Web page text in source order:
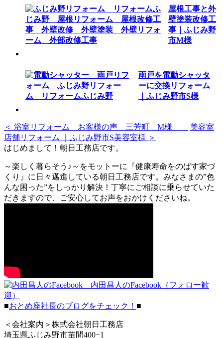
屋根工事と外
壁塗装改修工
事｜ふじみ野
市M様
雨戸を電動シャッタ
ーに交換リフォーム
｜ふじみ野市S様
＜ 浴室リフォーム お客様の声 三芳町 M様
美容室
店舗リフォーム ｜ふじみ野市S美容室様 ＞
はじめまして！朝日工務店です。
～楽しく暮らそう♪～をモットーに『健康寿命をのばす家づ
くり』に日々邁進している朝日工務店です。みなさまの”色
んな困った”をしっかり解決！丁寧にご相談に乗らせていた
だきますので、ご安心してお声をおかけくださいね。
内田昌人のFacebook（フォロー歓
迎）
■おとめ座社長のブログをチェック！ ■
＜会社案内＞株式会社朝日工務店
埼玉県ふじみ野市苗間400−1